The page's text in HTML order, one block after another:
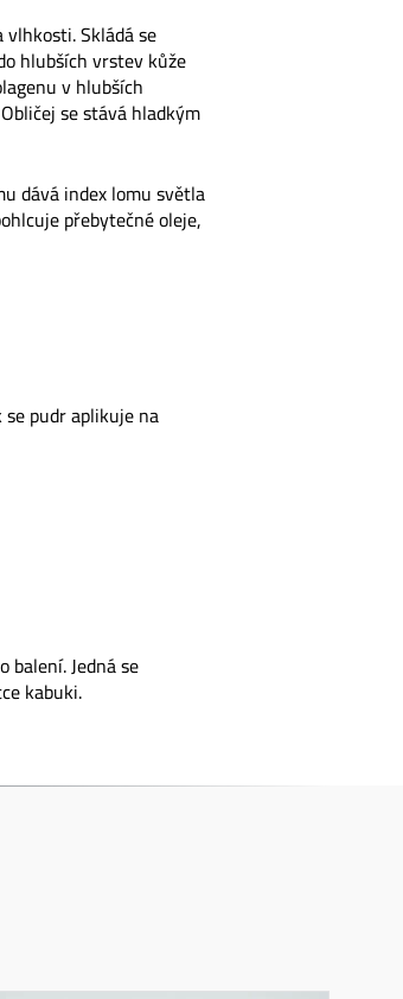
Skládá se
hlubších vrstev kůže
v hlubších
se stává hladkým
dává index lomu světla
přebytečné oleje,
pudr aplikuje na
Jedná se
kabuki.